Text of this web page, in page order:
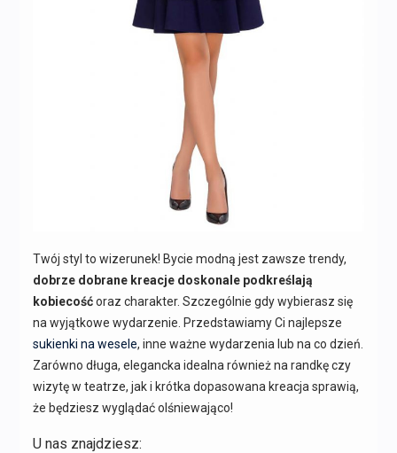
Twój styl to wizerunek! Bycie modną jest zawsze trendy,
dobrze dobrane kreacje doskonale podkreślają
kobiecośćoraz charakter. Szczególnie gdy wybierasz się
na wyjątkowe wydarzenie. Przedstawiamy Ci najlepsze
sukienki na wesele, inne ważne wydarzenia lub na co dzień.
Zarówno długa, elegancka idealna również na randkę czy
wizytę w teatrze, jak i krótka dopasowana kreacja sprawią,
że będziesz wyglądać olśniewająco!
U nas znajdziesz: